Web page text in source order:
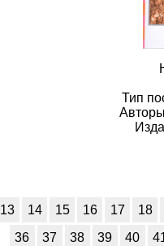
Тип
13 14 15 16 17 18
36
37 38 39 40